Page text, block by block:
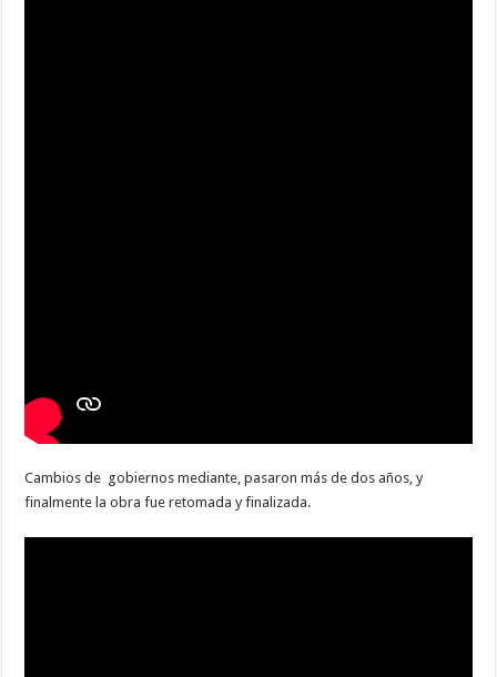
Cambios de gobiernos mediante, pasaron más de dos años, y
finalmente la obra fue retomada y finalizada.